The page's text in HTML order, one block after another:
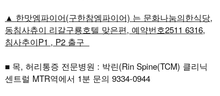
▲ 한맛엠파이어(구한참엠파이어) 는 문화나눔의한식당,
동침사츄이 리갈구룡호텔 맞은편, 예약번호2511 6316,
침사추이P1 , P2 출구
■ 목, 허리통증 전문병원 : 박린(Rin Spine(TCM) 클리닉
센트럴 MTR역에서 1분 문의 9334-0944